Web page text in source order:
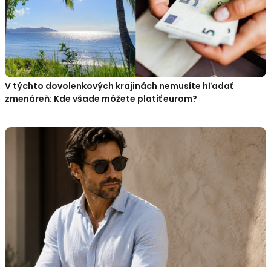
V týchto dovolenkových krajinách nemusíte hľadať
zmenáreň: Kde všade môžete platiť eurom?